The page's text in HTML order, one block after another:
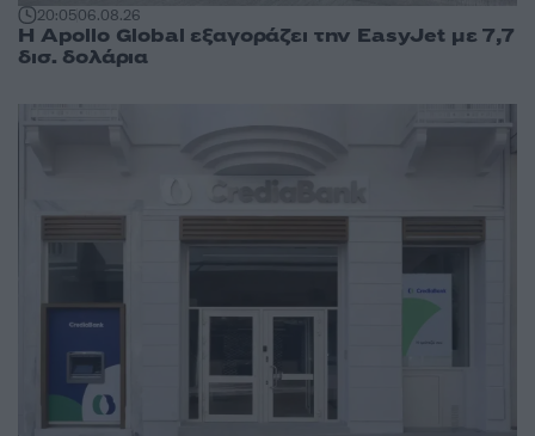
20:0506.08.26
Η Apollo Global εξαγοράζει την EasyJet με 7,7
δισ. δολάρια